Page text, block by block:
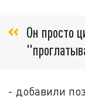
Он просто
- добавили